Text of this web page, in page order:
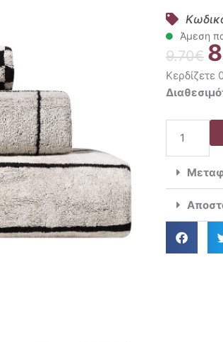
Άμεση
9.70€
Kentia
Προσώπου
50x100
Stylish
Onyx
12
ποσότητα